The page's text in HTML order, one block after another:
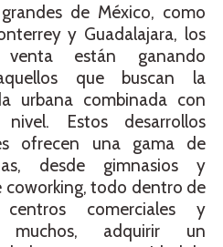
de México, como
y Guadalajara, los
venta están ganando
que buscan la
urbana combinada con
Estos desarrollos
ofrecen una gama de
desde gimnasios y
coworking, todo dentro de
comerciales y
muchos, adquirir un